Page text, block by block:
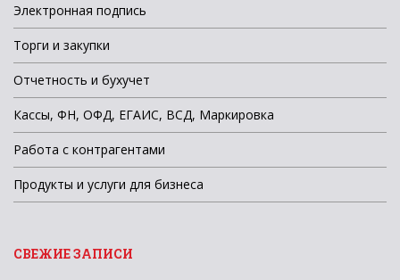
Электронная подпись
Торги и закупки
Отчетность и бухучет
Кассы, ФН, ОФД, ЕГАИС, ВСД, Маркировка
Работа с контрагентами
Продукты и услуги для бизнеса
СВЕЖИЕ ЗАПИСИ